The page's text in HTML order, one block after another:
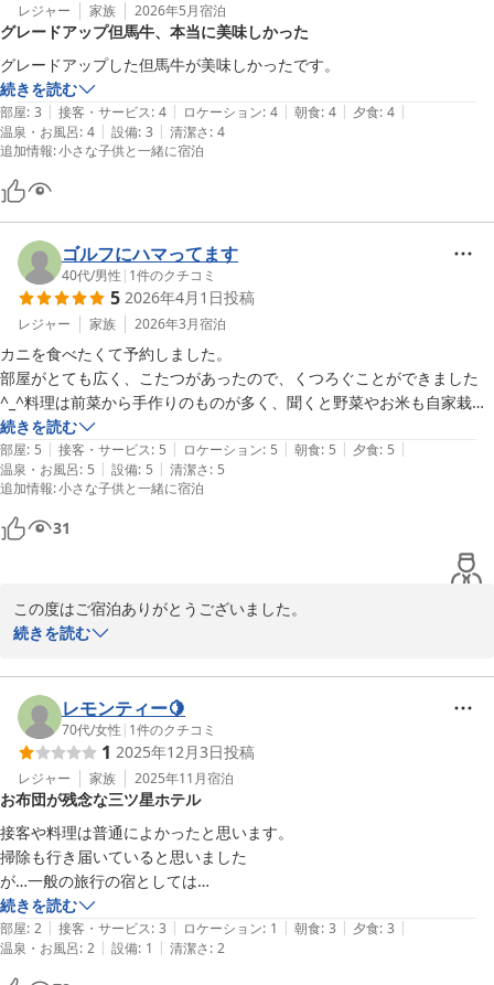
レジャー 家族 2026年5月宿泊
グレードアップ但馬牛、本当に美味しかった
グレードアップした但馬牛が美味しかったです。
続きを読む
部屋: 3 | 接客・サービス: 4 | ロケーション: 4 | 朝食: 4 | 夕食: 4 |
温泉・お風呂: 4 | 設備: 3 | 清潔さ: 4
追加情報:小さな子供と一緒に宿泊
ゴルフにハマってます
40代/男性 | 1件のクチコミ
5 2026年4月1日投稿
レジャー 家族 2026年3月宿泊
カニを食べたくて予約しました。
部屋がとても広く、こたつがあったので、くつろぐことができました
^_^料理は前菜から手作りのものが多く、聞くと野菜やお米も自家栽培
でおいしさに納得でした！蟹鍋のプランだったのですがカニの刺身もつ
いており大満足でした。
スタッフの方も気さくで楽しくお話させていただきました♪
今度は友達家族とスキー旅行に来たいです。
続きを読む
部屋: 5 | 接客・サービス: 5 | ロケーション: 5 | 朝食: 5 | 夕食: 5 |
温泉・お風呂: 5 | 設備: 5 | 清潔さ: 5
追加情報:小さな子供と一緒に宿泊
31
この度はご宿泊ありがとうございました。
自慢の神鍋産自家製米コシヒカリに、野菜作り、家族で頑張って作
すが、春夏もきれいな景色やアクティビティがたくさん楽しめるの
で是非色々とご体験ください(^^
またのお越しをお待ちしています。
ありがとうございました。
旅の宿 ときわ野
2026-05-03
続きを読む
レモンティー🍋
70代/女性 | 1件のクチコミ
1 2025年12月3日投稿
レジャー 家族 2025年11月宿泊
お布団が残念な三ツ星ホテル
接客や料理は普通によかったと思います。
掃除も行き届いていると思いました
が…一般の旅行の宿としては
お布団が古くて重たくて
寝れませんでした…本当に三つ星ホテルでしょか？疑問です。
続きを読む
部屋: 2 | 接客・サービス: 3 | ロケーション: 1 | 朝食: 3 | 夕食: 3 |
温泉・お風呂: 2 | 設備: 1 | 清潔さ: 2